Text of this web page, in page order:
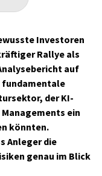
Investoren
Rallye als
auf
fundamentale
der KI-
ein
könnten.
Anleger die
genau im Blick